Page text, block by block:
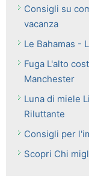
Consigli su
vacanza
Le Bahamas -
Fuga L'alto
Manchester
Luna di miele
Riluttante
Consigli per
Scopri Chi